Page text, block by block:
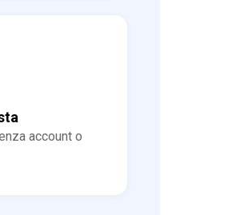
account o